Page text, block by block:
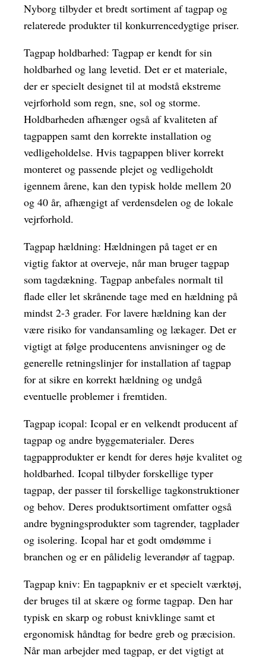
Nyborg tilbyder et bredt sortiment af tagpap og
relaterede produkter til konkurrencedygtige priser.
Tagpap holdbarhed: Tagpap er kendt for sin
holdbarhed og lang levetid. Det er et materiale,
der er specielt designet til at modstå ekstreme
vejrforhold som regn, sne, sol og storme.
Holdbarheden afhænger også af kvaliteten af
tagpappen samt den korrekte installation og
vedligeholdelse. Hvis tagpappen bliver korrekt
monteret og passende plejet og vedligeholdt
igennem årene, kan den typisk holde mellem 20
og 40 år, afhængigt af verdensdelen og de lokale
vejrforhold.
Tagpap hældning: Hældningen på taget er en
vigtig faktor at overveje, når man bruger tagpap
som tagdækning. Tagpap anbefales normalt til
flade eller let skrånende tage med en hældning på
mindst 2-3 grader. For lavere hældning kan der
være risiko for vandansamling og lækager. Det er
vigtigt at følge producentens anvisninger og de
generelle retningslinjer for installation af tagpap
for at sikre en korrekt hældning og undgå
eventuelle problemer i fremtiden.
Tagpap icopal: Icopal er en velkendt producent af
tagpap og andre byggematerialer. Deres
tagpapprodukter er kendt for deres høje kvalitet og
holdbarhed. Icopal tilbyder forskellige typer
tagpap, der passer til forskellige tagkonstruktioner
og behov. Deres produktsortiment omfatter også
andre bygningsprodukter som tagrender, tagplader
og isolering. Icopal har et godt omdømme i
branchen og er en pålidelig leverandør af tagpap.
Tagpap kniv: En tagpapkniv er et specielt værktøj,
der bruges til at skære og forme tagpap. Den har
typisk en skarp og robust knivklinge samt et
ergonomisk håndtag for bedre greb og præcision.
Når man arbejder med tagpap, er det vigtigt at